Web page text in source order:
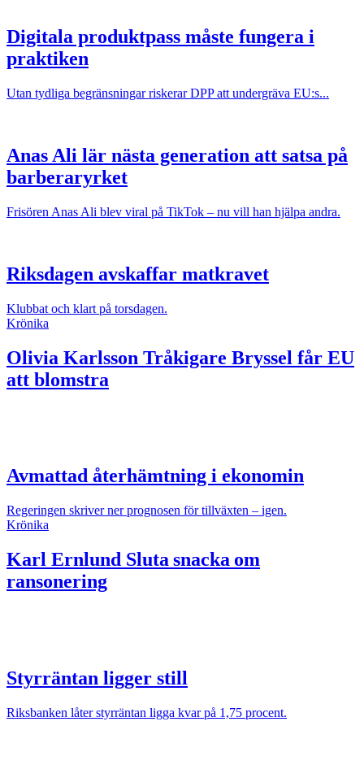
Digitala produktpass måste fungera i
praktiken
Utan tydliga begränsningar riskerar DPP att undergräva EU:s...
Anas Ali lär nästa generation att satsa på
barberaryrket
Frisören Anas Ali blev viral på TikTok – nu vill han hjälpa andra.
Riksdagen avskaffar matkravet
Klubbat och klart på torsdagen.
Krönika
Olivia Karlsson Tråkigare Bryssel får EU
att blomstra
Avmattad återhämtning i ekonomin
Regeringen skriver ner prognosen för tillväxten – igen.
Krönika
Karl Ernlund Sluta snacka om
ransonering
Styrräntan ligger still
Riksbanken låter styrräntan ligga kvar på 1,75 procent.